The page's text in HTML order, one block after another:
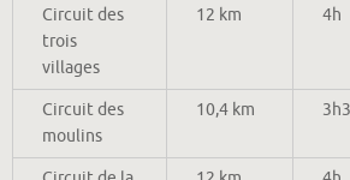
Circuit des
trois
villages
12 km 4h
Circuit des
moulins
10,4 km